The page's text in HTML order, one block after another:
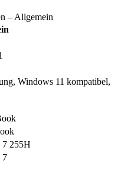
– Allgemein
Windows 11 kompatibel,
7 255H
7